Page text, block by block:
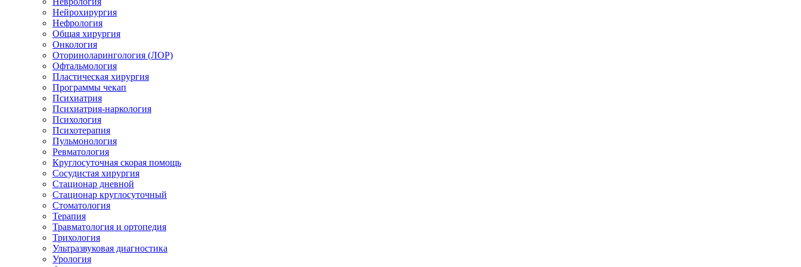
Нейрохирургия
Нефрология
Общая хирургия
Онкология
Оториноларингология (ЛОР)
Офтальмология
Пластическая хирургия
Программы чекап
Психиатрия
Психиатрия-наркология
Психология
Психотерапия
Пульмонология
Ревматология
Круглосуточная скорая помощь
Сосудистая хирургия
Стационар дневной
Стационар круглосуточный
Стоматология
Терапия
Травматология и ортопедия
Трихология
Ультразвуковая диагностика
Урология